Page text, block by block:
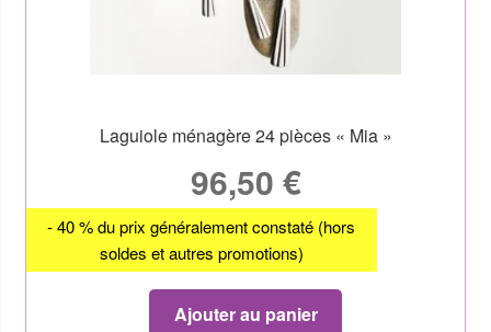
Laguiole ménagère 24 pièces « Mia »
96,50 €
- 40 % du prix généralement constaté (hors
soldes et autres promotions)
Ajouter au panier